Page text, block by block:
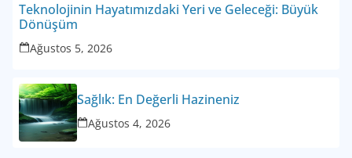
Teknolojinin Hayatımızdaki Yeri ve Geleceği: Büyük
Dönüşüm
Ağustos 5, 2026
Sağlık: En Değerli Hazineniz
Ağustos 4, 2026